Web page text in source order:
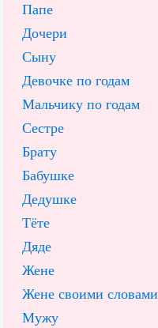
Папе
Дочери
Сыну
Девочке по годам
Мальчику по годам
Сестре
Брату
Бабушке
Дедушке
Тёте
Дяде
Жене
Жене своими словами
Мужу